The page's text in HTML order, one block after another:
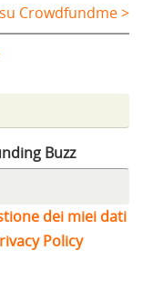
Crowdfundme >
Buzz
dei miei dati
Policy